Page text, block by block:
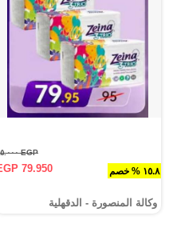
١٥.٨ % خصم
EGP ٩٥.٠٠٠
79.950
وكالة المنصورة - الدقهلية‎